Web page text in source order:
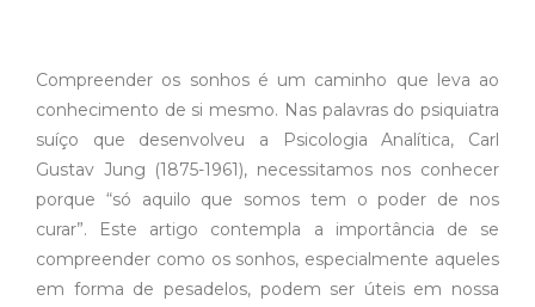
Compreender os sonhos é um caminho que leva ao
conhecimento de si mesmo. Nas palavras do psiquiatra
suíço que desenvolveu a Psicologia Analítica, Carl
Gustav Jung (1875-1961), necessitamos nos conhecer
porque “só aquilo que somos tem o poder de nos
curar”. Este artigo contempla a importância de se
compreender como os sonhos, especialmente aqueles
em forma de pesadelos, podem ser úteis em nossa